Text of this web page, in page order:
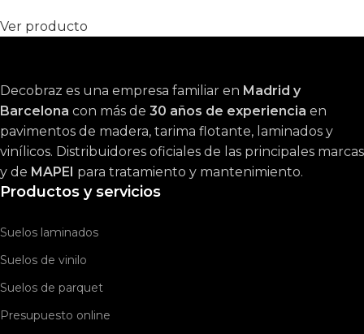
Ver producto
Decobraz es una empresa familiar en Madrid y
Barcelona con más de 30 años de experiencia en
pavimentos de madera, tarima flotante, laminados y
vinílicos. Distribuidores oficiales de las principales marcas
y de MAPEI para tratamiento y mantenimiento.
Productos y servicios
Suelos laminados
Suelos de vinilo
Suelos de parquet
Presupuesto online